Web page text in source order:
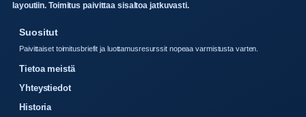
layoutiin. Toimitus paivittaa sisaltoa jatkuvasti.
Suositut
Paivittaiset toimitusbriefit ja luottamusresurssit nopeaa varmistusta varten.
Tietoa meistä
Yhteystiedot
Historia